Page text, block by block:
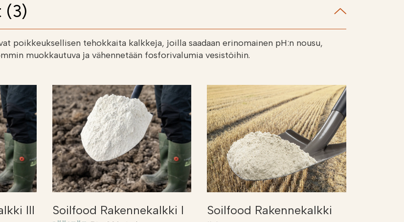
(3)
poikkeuksellisen tehokkaita kalkkeja, joilla saadaan erinomainen pH:n nousu,
muokkautuva ja vähennetään fosforivalumia vesistöihin.
III Soilfood Rakennekalkki I
Soilfood Rakennekalkki